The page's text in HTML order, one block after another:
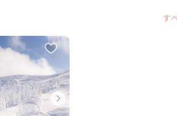
をします。
、樹氷の中、
ォトウェディングです。
ジュールの設定がスムーズ。
す
ングフォト
ングフォト